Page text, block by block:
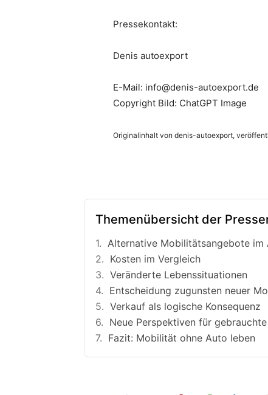
Pressekontakt:
Denis autoexport
E-Mail: info@denis-autoexport.de
Copyright Bild: ChatGPT Image
Originalinhalt von denis-autoexport,
Themenübersicht der
Alternative Mobilitätsangebote im
Kosten im Vergleich
Veränderte Lebenssituationen
Entscheidung zugunsten neuer
Verkauf als logische Konsequenz
Neue Perspektiven für
Fazit: Mobilität ohne Auto leben